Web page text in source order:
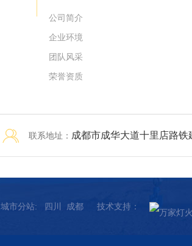
公司简介
企业环境
团队风采
荣誉资质
联系地址： 成都市成华大道十里店路
城市分站: 四川 成都技术支持：